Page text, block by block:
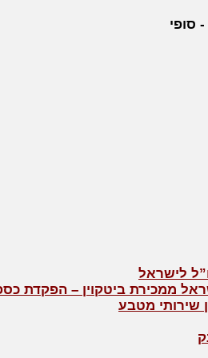
לישראל
ממכירת ביטקוין – הפקדת
שירותי מטבע